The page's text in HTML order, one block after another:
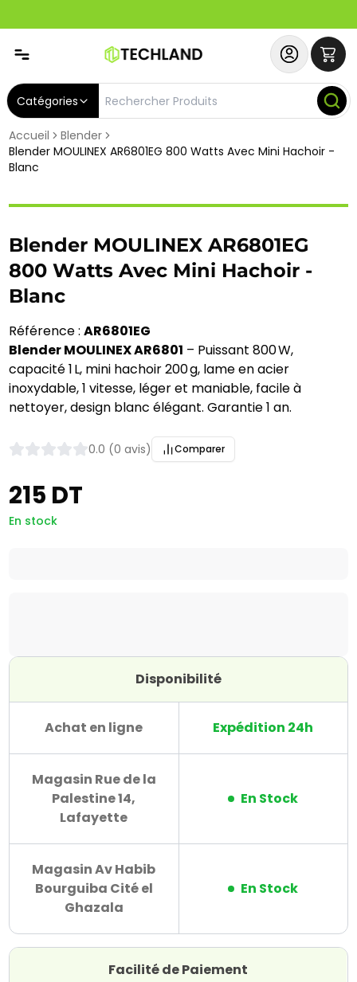
Catégories
Accueil
Blender
Blender MOULINEX AR6801EG 800 Watts Avec Mini Hachoir -
Blanc
Blender MOULINEX AR6801EG
800 Watts Avec Mini Hachoir -
Blanc
Référence :AR6801EG
Blender MOULINEX AR6801 – Puissant 800 W,
capacité 1 L, mini hachoir 200 g, lame en acier
inoxydable, 1 vitesse, léger et maniable, facile à
nettoyer, design blanc élégant. Garantie 1 an.
0.0 (0 avis) Comparer
215 DT
En stock
Disponibilité
Achat en ligne Expédition 24h
Magasin Rue de la
Palestine 14,
Lafayette
En Stock
Magasin Av Habib
Bourguiba Cité el
Ghazala
En Stock
Facilité de Paiement